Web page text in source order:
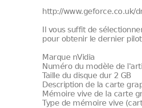
http://www.geforce.co.uk/
Il vous suffit de
pour obtenir le dernier
Marque nVidia
Numéro du modèle de
Taille du disque dur 2 GB
Description de la carte
Mémoire vive de la carte
Type de mémoire vive